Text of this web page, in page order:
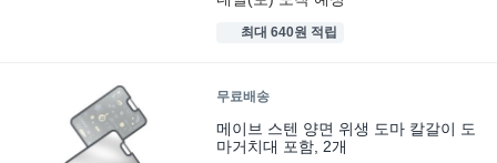
최대 640원 적립
무료배송
메이브 스텐 양면 위생 도마 칼갈이 도
마거치대 포함, 2개